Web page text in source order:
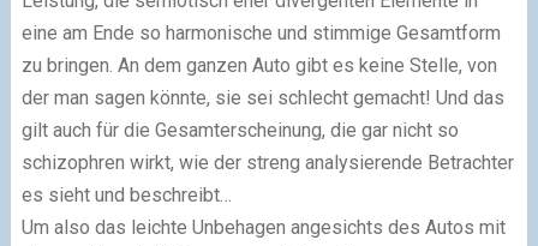
eine am Ende so harmonische und stimmige Gesamtform
zu bringen. An dem ganzen Auto gibt es keine Stelle, von
der man sagen könnte, sie sei schlecht gemacht! Und das
gilt auch für die Gesamterscheinung, die gar nicht so
schizophren wirkt, wie der streng analysierende Betrachter
es sieht und beschreibt…
Um also das leichte Unbehagen angesichts des Autos mit